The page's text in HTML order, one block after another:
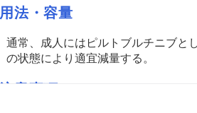
用法・容量
通常、成人にはピルトブルチニブと
の状態により適宜減量する。